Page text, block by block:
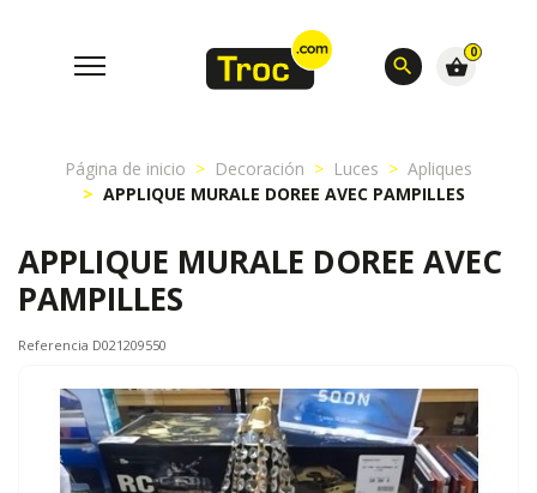
search
0
shopping_basket
Página de inicio Decoración Luces
Apliques
APPLIQUE MURALE DOREE AVEC PAMPILLES
APPLIQUE MURALE DOREE AVEC
PAMPILLES
Referencia D021209550